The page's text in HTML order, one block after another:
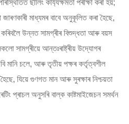
ছীলিং কাৰ্য্যক্ষমতা পৰীক্ষা কৰা হয়;
মাধ্যমৰ বাবে অনুকূলিত কৰা হৈছে,
কৰিবলৈ উন্নত সামগ্ৰীৰ বিশুদ্ধতা আৰু বয়স
সামগ্ৰীয়ে আন্তঃৰাষ্ট্ৰীয় উদ্যোগৰ
চলে, আৰু তৃতীয় পক্ষৰ কৰ্তৃত্বশীল
যিয়ে গুণগত মান আৰু সুৰক্ষাৰ নিশ্চয়তা
প্ৰাচল অনুসৰি বাল্ক কাষ্টমাইজেচন সমৰ্থন